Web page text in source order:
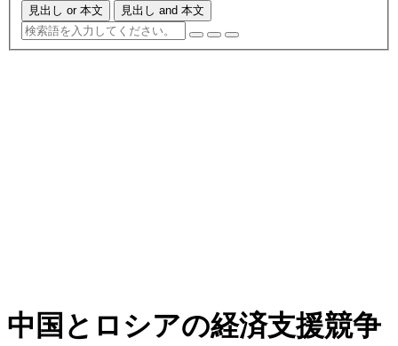
見出し or 本文 見出し and 本文
中国とロシアの経済支援競争